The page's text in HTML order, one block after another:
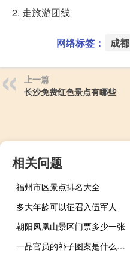
2. 走旅游团线
网络标签： 成都
上一篇
长沙免费红色景点有哪些
相关问题
福州市区景点排名大全
多大年龄可以征召入伍军人
朝阳凤凰山景区门票多少一张
一品官员的补子图案是什么（补子图案是什么）